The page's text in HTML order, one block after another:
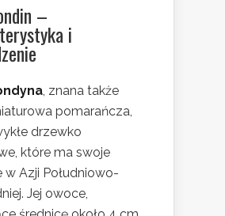
–
i
, znana także
pomarańcza,
drzewko
które ma swoje
w Azji Południowo-
Jej owoce,